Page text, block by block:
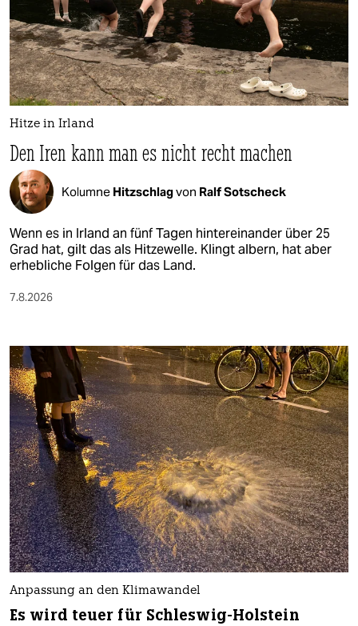
Hitze in Irland
Den Iren kann man es nicht recht machen
Kolumne Hitzschlagvon Ralf Sotscheck
Wenn es in Irland an fünf Tagen hintereinander über 25
Grad hat, gilt das als Hitzewelle. Klingt albern, hat aber
erhebliche Folgen für das Land.
7.8.2026
Anpassung an den Klimawandel
Es wird teuer für Schleswig-Holstein